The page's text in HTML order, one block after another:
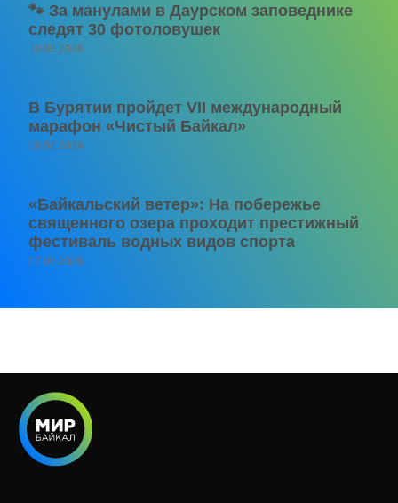
🐾 За манулами в Даурском заповеднике
следят 30 фотоловушек
10.08.2026
В Бурятии пройдет VII международный
марафон «Чистый Байкал»
08.08.2026
«Байкальский ветер»: На побережье
священного озера проходит престижный
фестиваль водных видов спорта
07.08.2026